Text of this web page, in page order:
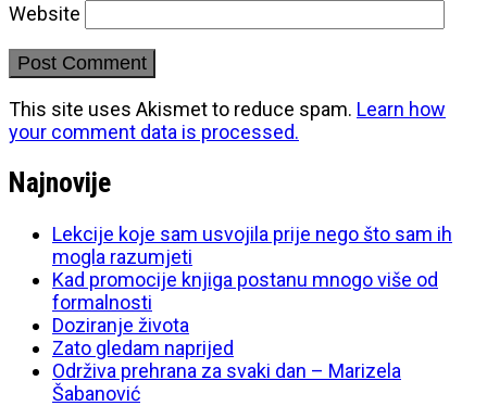
Website
This site uses Akismet to reduce spam. Learn how
your comment data is processed.
Najnovije
Lekcije koje sam usvojila prije nego što sam ih
mogla razumjeti
Kad promocije knjiga postanu mnogo više od
formalnosti
Doziranje života
Zato gledam naprijed
Održiva prehrana za svaki dan – Marizela
Šabanović